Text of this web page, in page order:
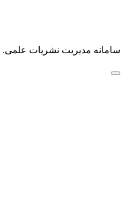
سامانه مدیریت نشریات علمی.